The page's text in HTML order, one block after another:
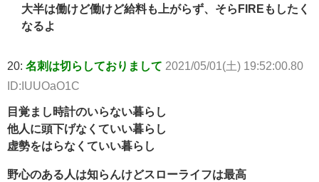
大半は働けど働けど給料も上がらず、そらFIREもしたく
なるよ
20: 名刺は切らしておりまして 2021/05/01(土) 19:52:00.80
ID:IUUOaO1C
目覚まし時計のいらない暮らし
他人に頭下げなくていい暮らし
虚勢をはらなくていい暮らし
野心のある人は知らんけどスローライフは最高